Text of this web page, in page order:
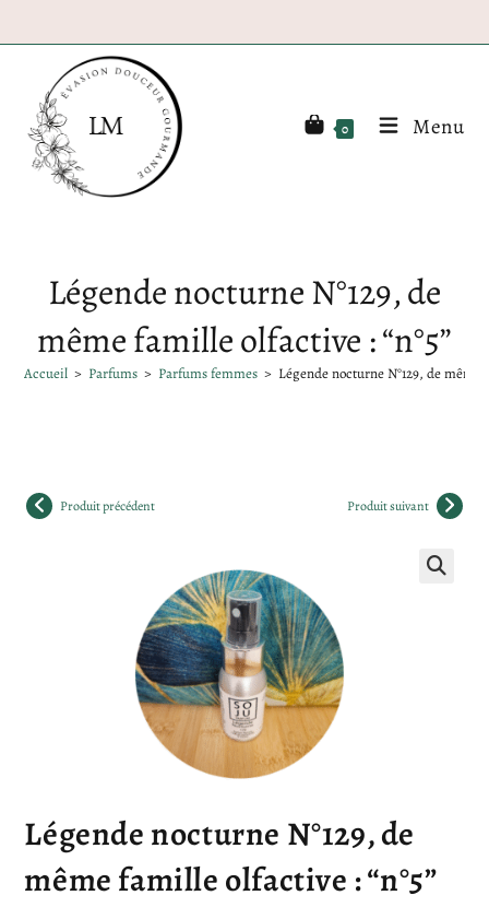
0 Menu
Légende nocturne N°129, de
même famille olfactive : “n°5”
Accueil > Parfums > Parfums femmes > Légende nocturne N°129, de même
Produit précédent Produit suivant
Légende nocturne N°129, de
même famille olfactive : “n°5”